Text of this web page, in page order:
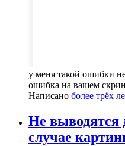
у меня такой ошибки
ошибка на вашем
Написано более трёх
Не выводятся
случае